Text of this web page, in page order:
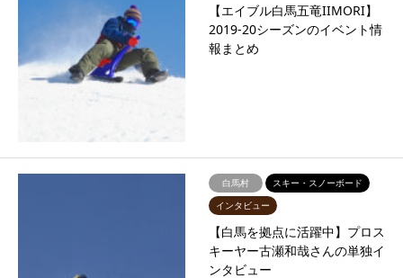
【エイブル白馬五竜IIMORI】
2019-20シーズンのイベント情
報まとめ
白馬村
スキー・スノーボード
インタビュー
【白馬を拠点に活躍中】プロス
キーヤー古瀬和哉さんの単独イ
ンタビュー